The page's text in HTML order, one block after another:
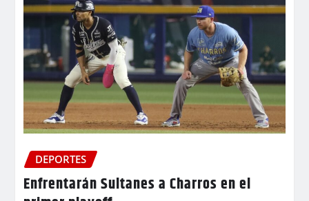
DEPORTES
Enfrentarán Sultanes a Charros en el